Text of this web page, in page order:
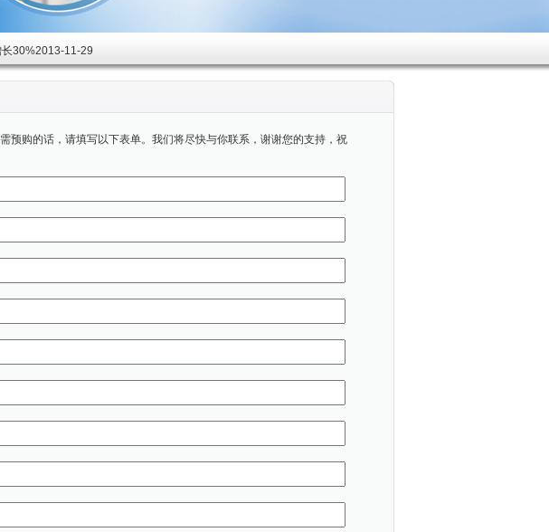
长30%2013-11-29
购的话，请填写以下表单。我们将尽快与你联系，谢谢您的支持，祝